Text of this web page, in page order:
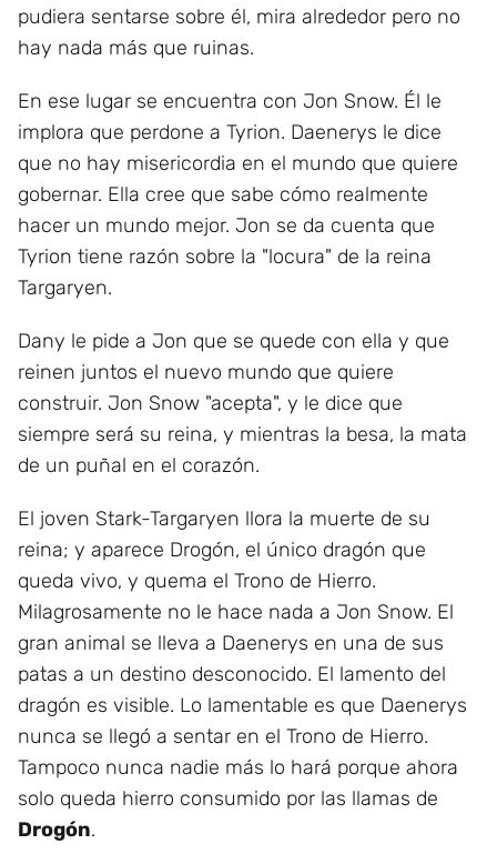
pudiera sentarse sobre él, mira alrededor pero no
hay nada más que ruinas.
En ese lugar se encuentra con Jon Snow. Él le
implora que perdone a Tyrion. Daenerys le dice
que no hay misericordia en el mundo que quiere
gobernar. Ella cree que sabe cómo realmente
hacer un mundo mejor. Jon se da cuenta que
Tyrion tiene razón sobre la "locura" de la reina
Targaryen.
Dany le pide a Jon que se quede con ella y que
reinen juntos el nuevo mundo que quiere
construir. Jon Snow "acepta", y le dice que
siempre será su reina, y mientras la besa, la mata
de un puñal en el corazón.
El joven Stark-Targaryen llora la muerte de su
reina; y aparece Drogón, el único dragón que
queda vivo, y quema el Trono de Hierro.
Milagrosamente no le hace nada a Jon Snow. El
gran animal se lleva a Daenerys en una de sus
patas a un destino desconocido. El lamento del
dragón es visible. Lo lamentable es que Daenerys
nunca se llegó a sentar en el Trono de Hierro.
Tampoco nunca nadie más lo hará porque ahora
solo queda hierro consumido por las llamas de
Drogón.